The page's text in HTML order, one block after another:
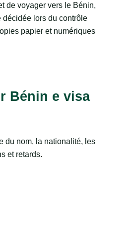
de voyager vers le Bénin,
décidée lors du contrôle
papier et numériques
Bénin e visa
du nom, la nationalité, les
et retards.